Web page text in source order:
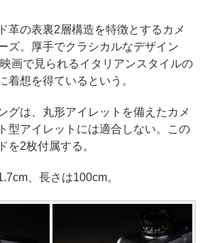
革の表裏2層構造を特徴とするカメ
ズ。厚手でクラシカルなデザイン
画で見られるイタリアンスタイルの
着想を得ているという。
グは、丸形アイレットを備えたカメ
型アイレットには適合しない。この
を2枚付属する。
、長さは100cm。